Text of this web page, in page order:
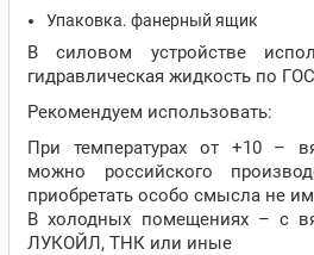
Упаковка. фанерный ящик
В силовом устройстве
гидравлическая жидкость по
Рекомендуем использовать:
При температурах от +10 –
можно российского
приобретать особо смысла не
В холодных помещениях – с
ЛУКОЙЛ, ТНК или иные